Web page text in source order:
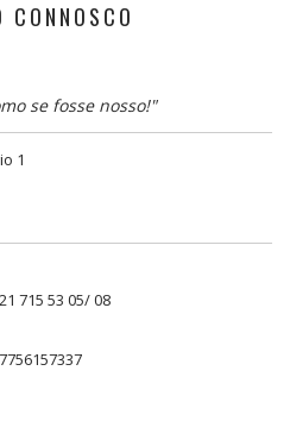
CONNOSCO
se fosse nosso!"
1
715 53 05/ 08